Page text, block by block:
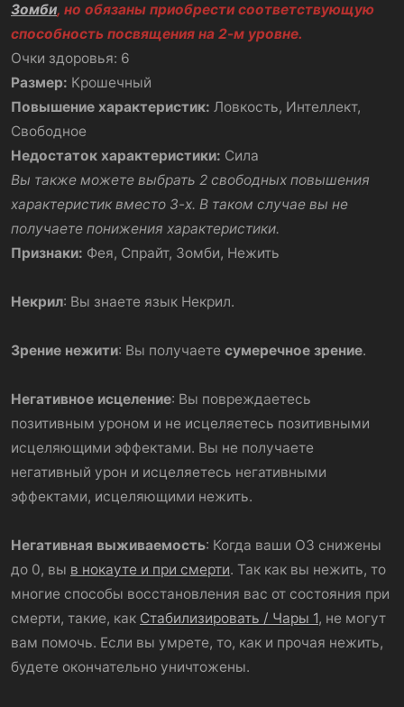
Зомби, но обязаны приобрести соответствующую
способность посвящения на 2-м уровне.
Очки здоровья: 6
Размер: Крошечный
Повышение характеристик: Ловкость, Интеллект,
Свободное
Недостаток характеристики: Сила
Вы также можете выбрать 2 свободных повышения
характеристик вместо 3-х. В таком случае вы не
получаете понижения характеристики.
Признаки: Фея, Спрайт, Зомби, Нежить
Некрил: Вы знаете язык Некрил.
Зрение нежити: Вы получаете сумеречное зрение.
Негативное исцеление: Вы повреждаетесь
позитивным уроном и не исцеляетесь позитивными
исцеляющими эффектами. Вы не получаете
негативный урон и исцеляетесь негативными
эффектами, исцеляющими нежить.
Негативная выживаемость: Когда ваши ОЗ снижены
до 0, вы в нокауте и при смерти. Так как вы нежить, то
многие способы восстановления вас от состояния при
смерти, такие, как Стабилизировать / Чары 1, не могут
вам помочь. Если вы умрете, то, как и прочая нежить,
будете окончательно уничтожены.